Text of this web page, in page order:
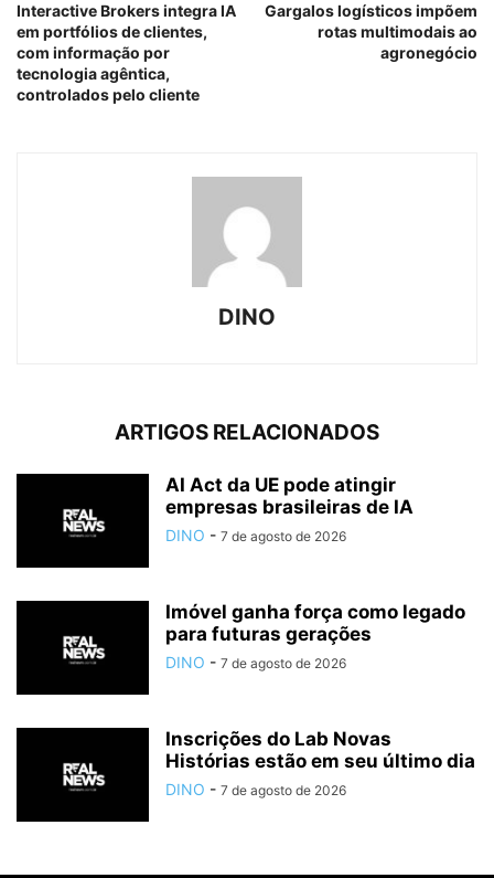
Interactive Brokers integra IA
em portfólios de clientes,
com informação por
tecnologia agêntica,
controlados pelo cliente
Gargalos logísticos impõem
rotas multimodais ao
agronegócio
DINO
ARTIGOS RELACIONADOS
AI Act da UE pode atingir
empresas brasileiras de IA
DINO - 7 de agosto de 2026
Imóvel ganha força como legado
para futuras gerações
DINO - 7 de agosto de 2026
Inscrições do Lab Novas
Histórias estão em seu último dia
DINO - 7 de agosto de 2026